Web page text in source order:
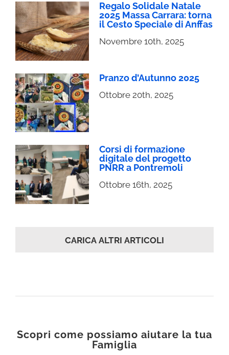
Regalo Solidale Natale
2025 Massa Carrara: torna
il Cesto Speciale di Anffas
Novembre 10th, 2025
Pranzo d’Autunno 2025
Ottobre 20th, 2025
Corsi di formazione
digitale del progetto
PNRR a Pontremoli
Ottobre 16th, 2025
CARICA ALTRI ARTICOLI
Scopri come possiamo aiutare la tua
Famiglia